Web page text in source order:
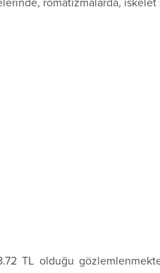
romatizmalarda, iskelet
TL olduğu